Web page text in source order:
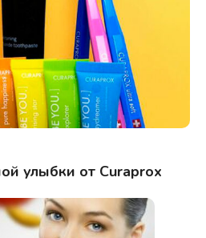
улыбки от Curaprox